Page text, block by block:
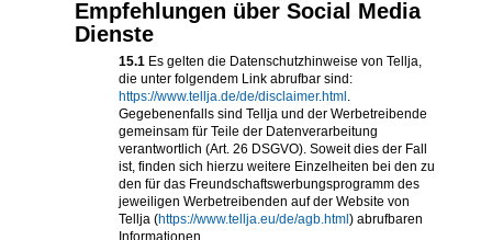
Empfehlungen über Social Media
Dienste
15.1 Es gelten die Datenschutzhinweise von Tellja,
die unter folgendem Link abrufbar sind:
https://www.tellja.de/de/disclaimer.html .
Gegebenenfalls sind Tellja und der Werbetreibende
gemeinsam für Teile der Datenverarbeitung
verantwortlich (Art. 26 DSGVO). Soweit dies der Fall
ist, finden sich hierzu weitere Einzelheiten bei den zu
den für das Freundschaftswerbungsprogramm des
jeweiligen Werbetreibenden auf der Website von
Tellja (https://www.tellja.eu/de/agb.html ) abrufbaren
Informationen.